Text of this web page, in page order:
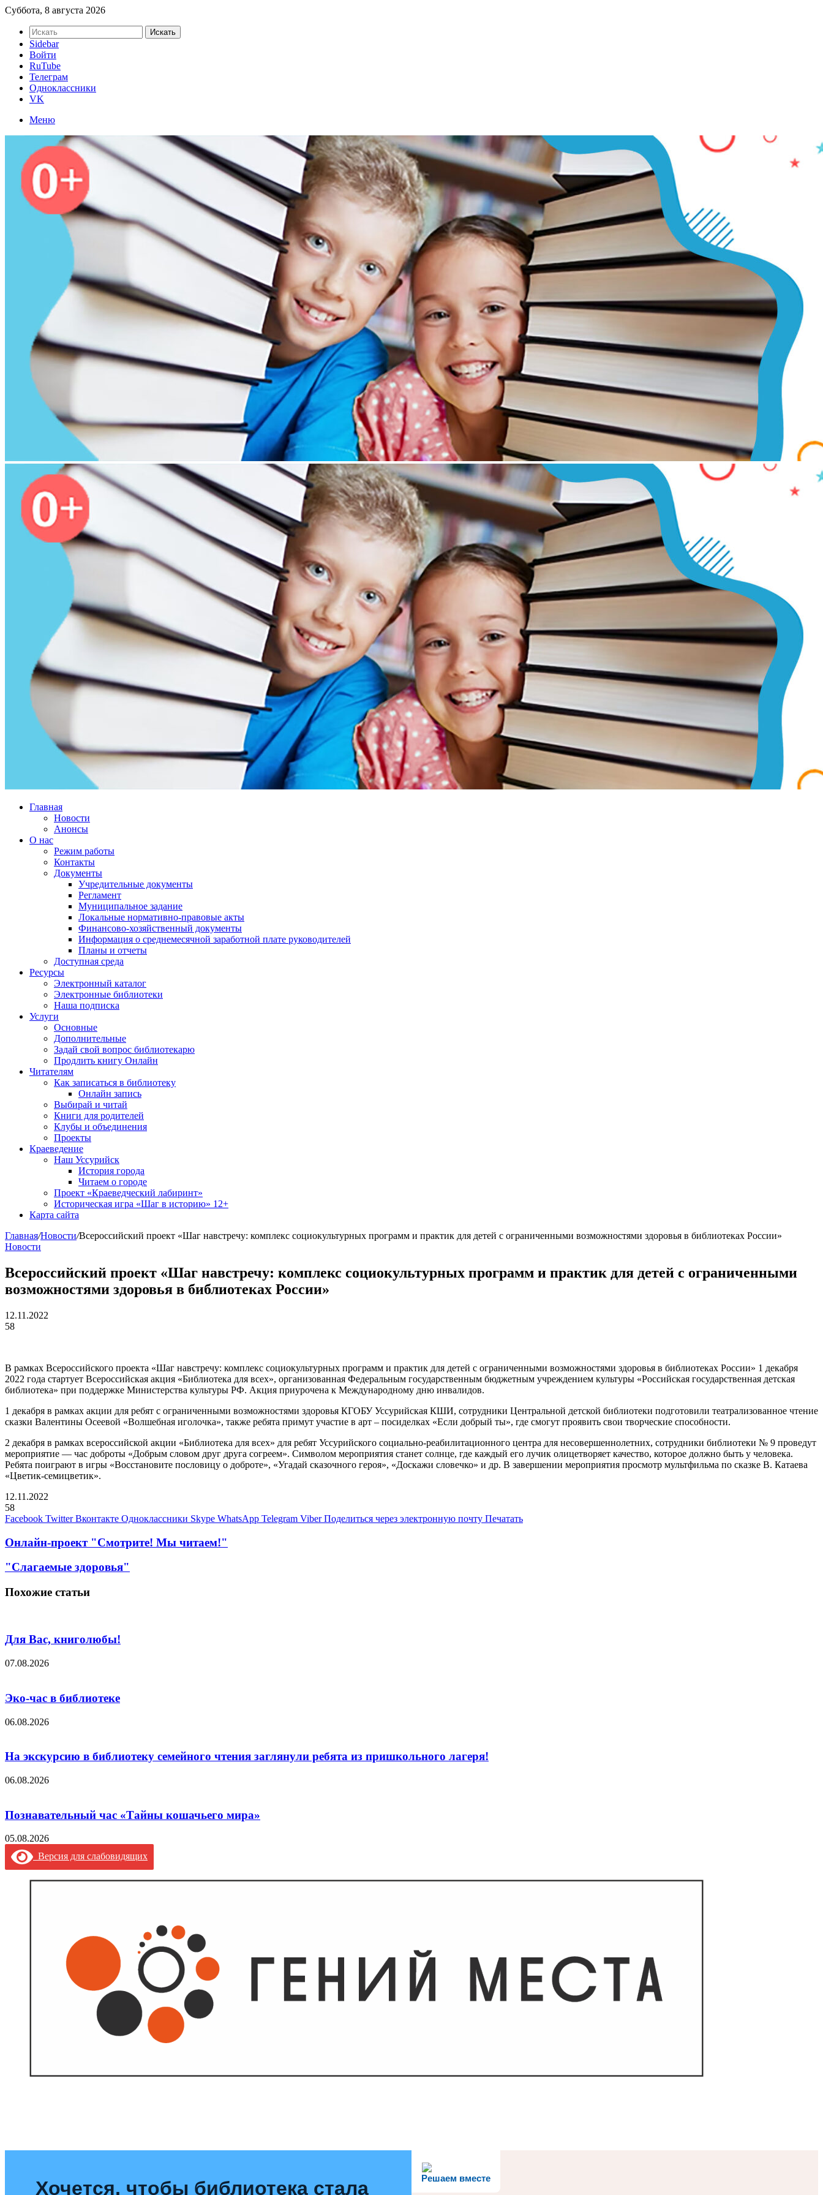
Суббота, 8 августа 2026
Искать
Sidebar
Войти
RuTube
Телеграм
Одноклассники
VK
Меню
Главная
Новости
Анонсы
О нас
Режим работы
Контакты
Документы
Учредительные документы
Регламент
Муниципальное задание
Локальные нормативно-правовые акты
Финансово-хозяйственный документы
Информация о среднемесячной заработной плате руководителей
Планы и отчеты
Доступная среда
Ресурсы
Электронный каталог
Электронные библиотеки
Наша подписка
Услуги
Основные
Дополнительные
Задай свой вопрос библиотекарю
Продлить книгу Онлайн
Читателям
Как записаться в библиотеку
Онлайн запись
Выбирай и читай
Книги для родителей
Клубы и объединения
Проекты
Краеведение
Наш Уссурийск
История города
Читаем о городе
Проект «Краеведческий лабиринт»
Историческая игра «Шаг в историю» 12+
Карта сайта
Главная/Новости/Всероссийский проект «Шаг навстречу: комплекс социокультурных программ и практик для детей с ограниченными возможностями здоровья в библиотеках России»
Новости
Всероссийский проект «Шаг навстречу: комплекс социокультурных программ и практик для детей с ограниченными
возможностями здоровья в библиотеках России»
12.11.2022
58
В рамках Всероссийского проекта «Шаг навстречу: комплекс социокультурных программ и практик для детей с ограниченными возможностями здоровья в библиотеках России» 1 декабря
2022 года стартует Всероссийская акция «Библиотека для всех», организованная Федеральным государственным бюджетным учреждением культуры «Российская государственная детская
библиотека» при поддержке Министерства культуры РФ. Акция приурочена к Международному дню инвалидов.
1 декабря в рамках акции для ребят с ограниченными возможностями здоровья КГОБУ Уссурийская КШИ, сотрудники Центральной детской библиотеки подготовили театрализованное чтение
сказки Валентины Осеевой «Волшебная иголочка», также ребята примут участие в арт – посиделках «Если добрый ты», где смогут проявить свои творческие способности.
2 декабря в рамках всероссийской акции «Библиотека для всех» для ребят Уссурийского социально-реабилитационного центра для несовершеннолетних, сотрудники библиотеки № 9 проведут
мероприятие — час доброты «Добрым словом друг друга согреем». Символом мероприятия станет солнце, где каждый его лучик олицетворяет качество, которое должно быть у человека.
Ребята поиграют в игры «Восстановите пословицу о доброте», «Угадай сказочного героя», «Доскажи словечко» и др. В завершении мероприятия просмотр мультфильма по сказке В. Катаева
«Цветик-семицветик».
12.11.2022
58
Facebook Twitter Вконтакте Одноклассники Skype WhatsApp Telegram Viber Поделиться через электронную почту Печатать
Онлайн-проект "Смотрите! Мы читаем!"
"Слагаемые здоровья"
Похожие статьи
Для Вас, книголюбы!
07.08.2026
Эко-час в библиотеке
06.08.2026
На экскурсию в библиотеку семейного чтения заглянули ребята из пришкольного лагеря!
06.08.2026
Познавательный час «Тайны кошачьего мира»
05.08.2026
Версия для слабовидящих
Решаем вместе
Хочется, чтобы библиотека стала